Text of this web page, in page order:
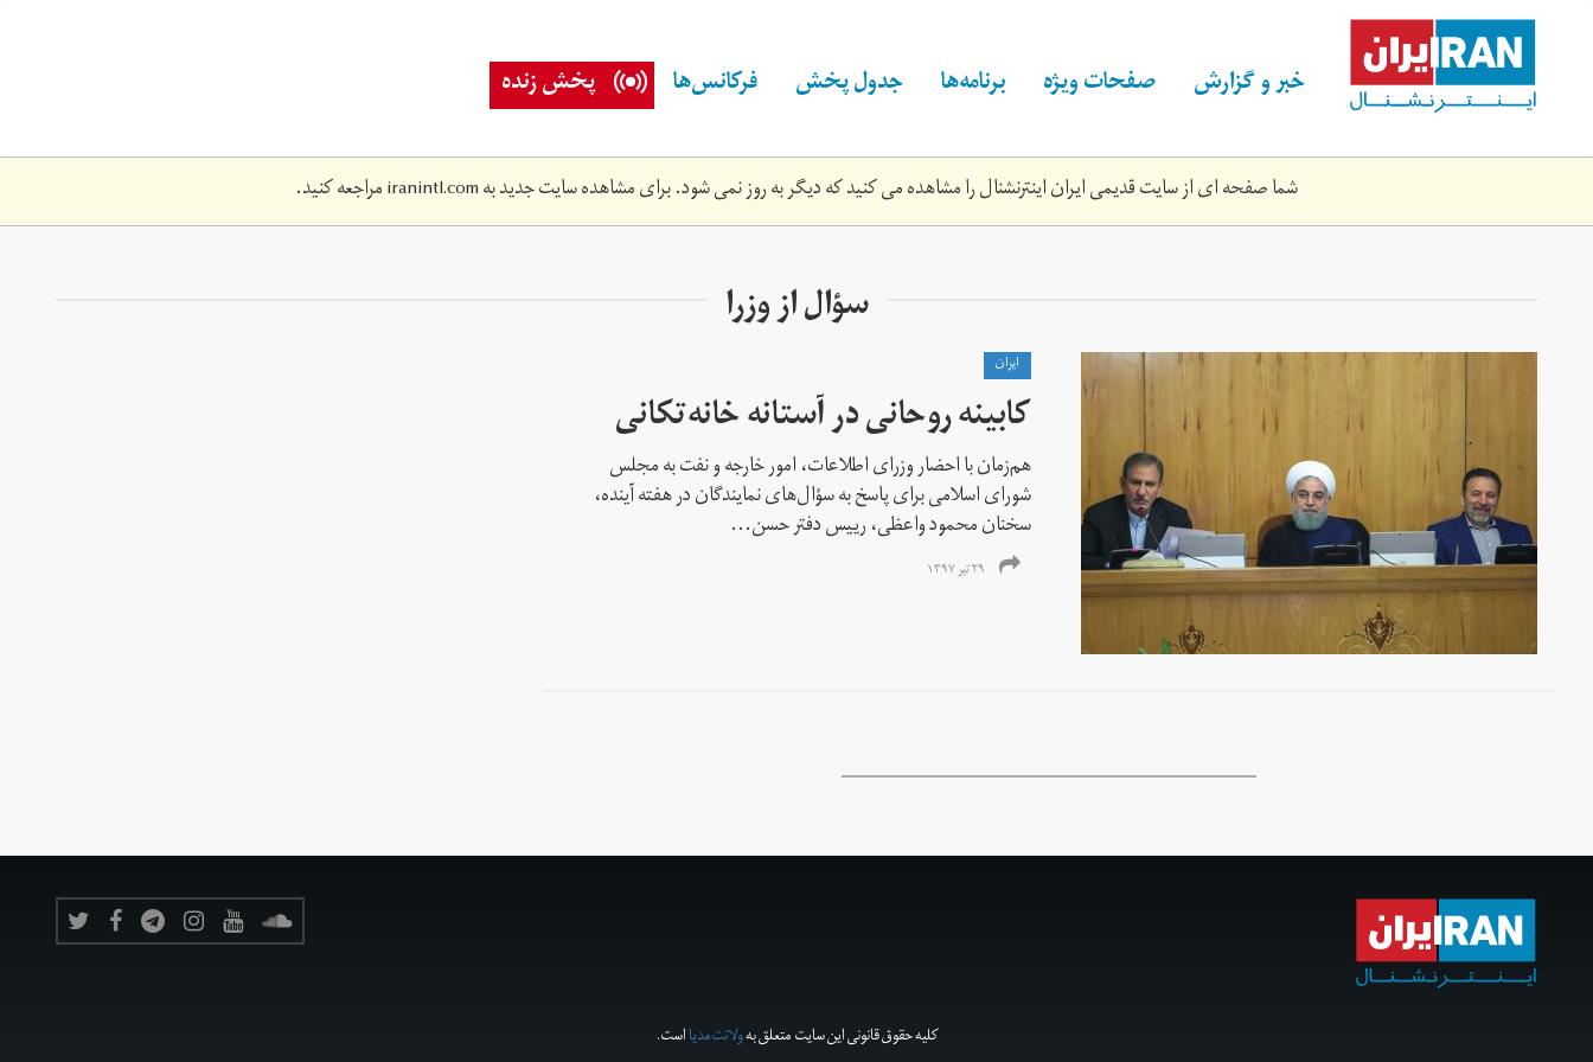
content خبر و گزارش صفحات ویژه برنامه‌ها جدول پخش فرکانس‌ها پخش زنده
شما صفحه ای از سایت قدیمی ایران اینترنشنال را مشاهده می کنید که دیگر به روز نمی شود. برای مشاهده سایت جدید بهiranintl.comمراجعه کنید.
سؤال از وزرا
ايران
کابینه روحانی در آستانه خانه‌تکانی
هم‌زمان با احضار وزرای اطلاعات، امور خارجه و نفت به مجلس
شورای اسلامی برای پاسخ به سؤال‌های نمایندگان در هفته آینده،
سخنان محمود واعظی، رییس دفتر حسن...
۲۹ تیر ۱۳۹۷
کلیه حقوق قانونی این سایت متعلق بهولانت‌مدیااست.